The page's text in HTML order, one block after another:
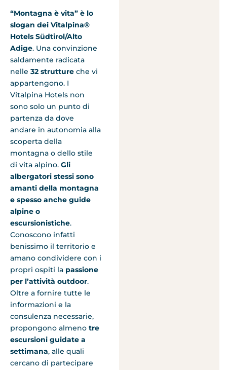
“Montagna è vita” è lo
slogan dei Vitalpina®
Hotels Südtirol/Alto
Adige. Una convinzione
saldamente radicata
nelle 32 strutture che vi
appartengono. I
Vitalpina Hotels non
sono solo un punto di
partenza da dove
andare in autonomia alla
scoperta della
montagna o dello stile
di vita alpino. Gli
albergatori stessi sono
amanti della montagna
e spesso anche guide
alpine o
escursionistiche.
Conoscono infatti
benissimo il territorio e
amano condividere con i
propri ospiti la passione
per l’attività outdoor.
Oltre a fornire tutte le
informazioni e la
consulenza necessarie,
propongono almeno tre
escursioni guidate a
settimana, alle quali
cercano di partecipare